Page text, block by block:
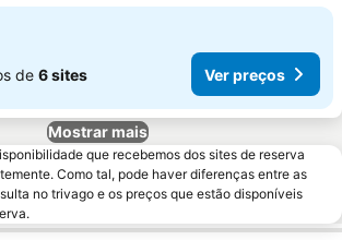
de 6 sites Ver preços
Mostrar mais
que recebemos dos sites de reserva
Como tal, pode haver diferenças entre as
no trivago e os preços que estão disponíveis